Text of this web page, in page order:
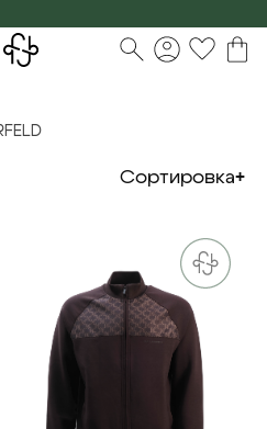
Сортировка